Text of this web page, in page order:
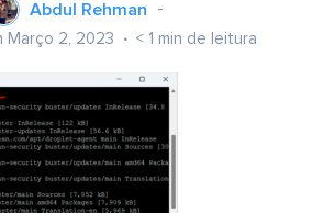
Abdul Rehman
Março 2, 2023 < 1 min de leitura